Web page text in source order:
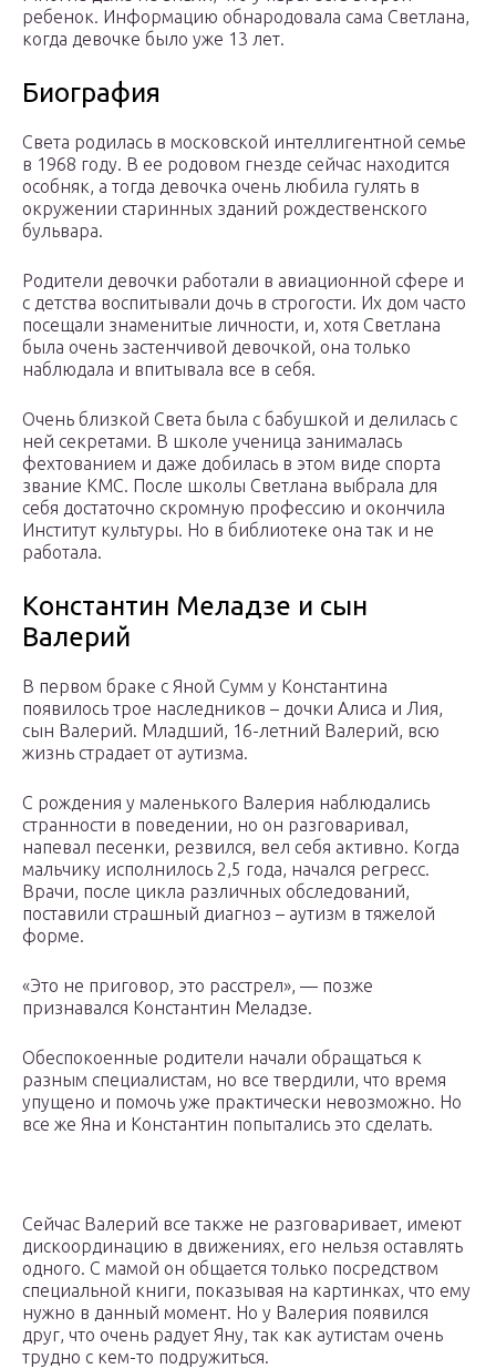
ребенок. Информацию обнародовала сама Светлана,
когда девочке было уже 13 лет.
Биография
Света родилась в московской интеллигентной семье
в 1968 году. В ее родовом гнезде сейчас находится
особняк, а тогда девочка очень любила гулять в
окружении старинных зданий рождественского
бульвара.
Родители девочки работали в авиационной сфере и
с детства воспитывали дочь в строгости. Их дом часто
посещали знаменитые личности, и, хотя Светлана
была очень застенчивой девочкой, она только
наблюдала и впитывала все в себя.
Очень близкой Света была с бабушкой и делилась с
ней секретами. В школе ученица занималась
фехтованием и даже добилась в этом виде спорта
звание КМС. После школы Светлана выбрала для
себя достаточно скромную профессию и окончила
Институт культуры. Но в библиотеке она так и не
работала.
Константин Меладзе и сын
Валерий
В первом браке с Яной Сумм у Константина
появилось трое наследников – дочки Алиса и Лия,
сын Валерий. Младший, 16-летний Валерий, всю
жизнь страдает от аутизма.
С рождения у маленького Валерия наблюдались
странности в поведении, но он разговаривал,
напевал песенки, резвился, вел себя активно. Когда
мальчику исполнилось 2,5 года, начался регресс.
Врачи, после цикла различных обследований,
поставили страшный диагноз – аутизм в тяжелой
форме.
«Это не приговор, это расстрел», — позже
признавался Константин Меладзе.
Обеспокоенные родители начали обращаться к
разным специалистам, но все твердили, что время
упущено и помочь уже практически невозможно. Но
все же Яна и Константин попытались это сделать.
Сейчас Валерий все также не разговаривает, имеют
дискоординацию в движениях, его нельзя оставлять
одного. С мамой он общается только посредством
специальной книги, показывая на картинках, что ему
нужно в данный момент. Но у Валерия появился
друг, что очень радует Яну, так как аутистам очень
трудно с кем-то подружиться.